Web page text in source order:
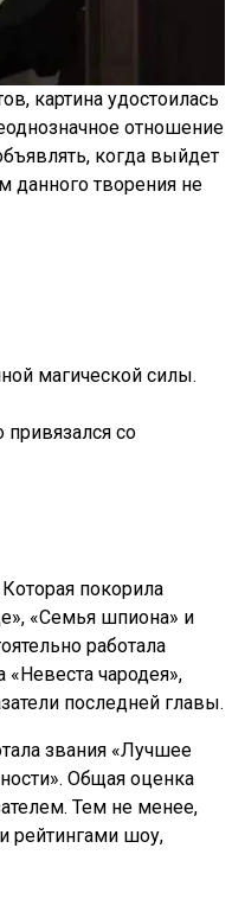
картина удостоилась
отношение
когда выйдет
данного творения не
магической силы.
со
покорила
«Семья шпиона» и
работала
«Невеста чародея»,
последней главы.
звания «Лучшее
Общая оценка
Тем не менее,
рейтингами шоу,